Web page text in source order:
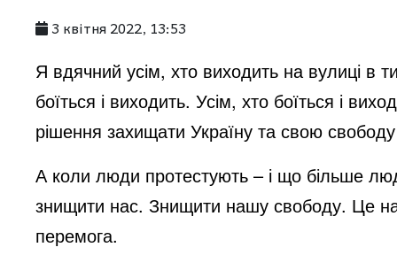
d
e
o
3 квітня 2022, 13:53
Я вдячний усім, хто виходить на вулиці в
боїться і виходить. Усім, хто боїться і
рішення захищати Україну та свою
А коли люди протестують – і що більше
знищити нас. Знищити нашу свободу. Це
перемога.